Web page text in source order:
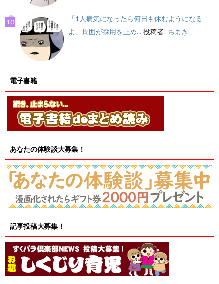
「1人病気になったら何日も休むようになる
よ」周囲が採用を止め... 投稿者: ちまき
電子書籍
あなたの体験談大募集！
記事投稿大募集！